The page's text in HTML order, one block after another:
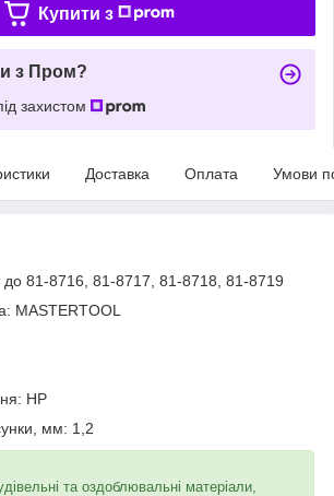
Купити з
з Пром?
захистом
Доставка Оплата Умови
до 81-8716, 81-8717, 81-8718, 81-8719
MASTERTOOL
HP
мм: 1,2
та оздоблювальні матеріали,